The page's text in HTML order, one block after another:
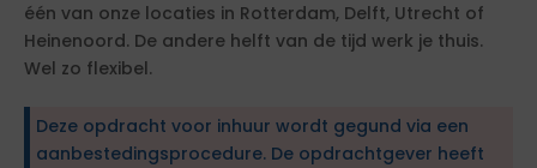
één van onze locaties in Rotterdam, Delft, Utrecht of
Heinenoord. De andere helft van de tijd werk je thuis.
Wel zo flexibel.
Deze opdracht voor inhuur wordt gegund via een
aanbestedingsprocedure. De opdrachtgever heeft